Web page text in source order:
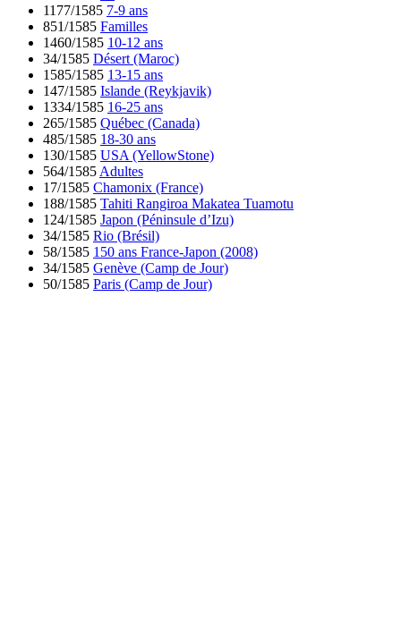
1177/1585 7-9 ans
851/1585 Familles
1460/1585 10-12 ans
34/1585 Désert (Maroc)
1585/1585 13-15 ans
147/1585 Islande (Reykjavik)
1334/1585 16-25 ans
265/1585 Québec (Canada)
485/1585 18-30 ans
130/1585 USA (YellowStone)
564/1585 Adultes
17/1585 Chamonix (France)
188/1585 Tahiti Rangiroa Makatea Tuamotu
124/1585 Japon (Péninsule d’Izu)
34/1585 Rio (Brésil)
58/1585 150 ans France-Japon (2008)
34/1585 Genève (Camp de Jour)
50/1585 Paris (Camp de Jour)